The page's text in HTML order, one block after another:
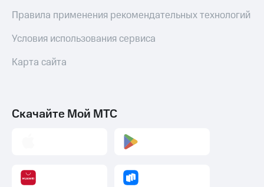
Правила применения рекомендательных технологий
Условия использования сервиса
Карта сайта
Скачайте Мой МТС